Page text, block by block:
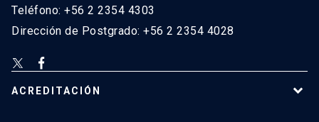
Teléfono: +56 2 2354 4303
Dirección de Postgrado: +56 2 2354 4028
ACREDITACIÓN